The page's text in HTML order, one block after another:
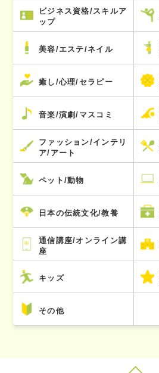
ビジネス資格/スキルア
ップ
美容/エステ/ネイル
癒し/心理/セラピー
音楽/演劇/マスコミ
ファッション/インテリ
ア/アート
ペット/動物
日本の伝統文化/教養
通信講座/オンライン講
座
キッズ
その他